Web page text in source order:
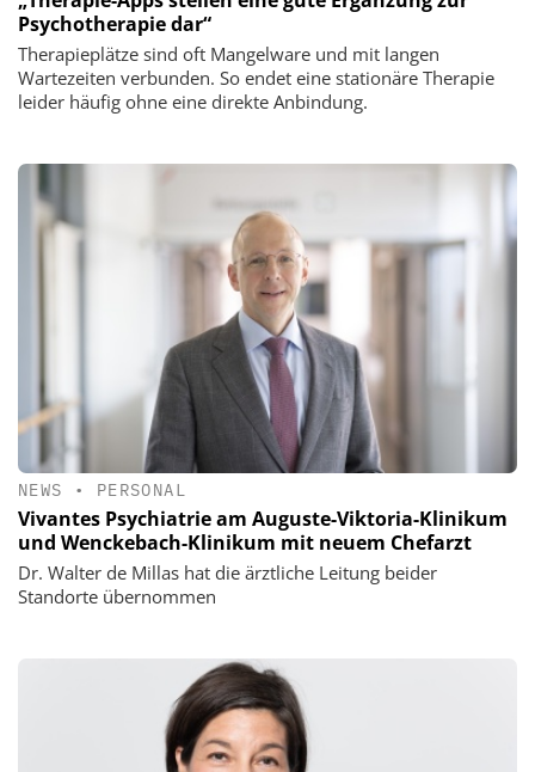
Psychotherapie dar“
Therapieplätze sind oft Mangelware und mit langen
Wartezeiten verbunden. So endet eine stationäre Therapie
leider häufig ohne eine direkte Anbindung.
NEWS • PERSONAL
Vivantes Psychiatrie am Auguste-Viktoria-Klinikum
und Wenckebach-Klinikum mit neuem Chefarzt
Dr. Walter de Millas hat die ärztliche Leitung beider
Standorte übernommen